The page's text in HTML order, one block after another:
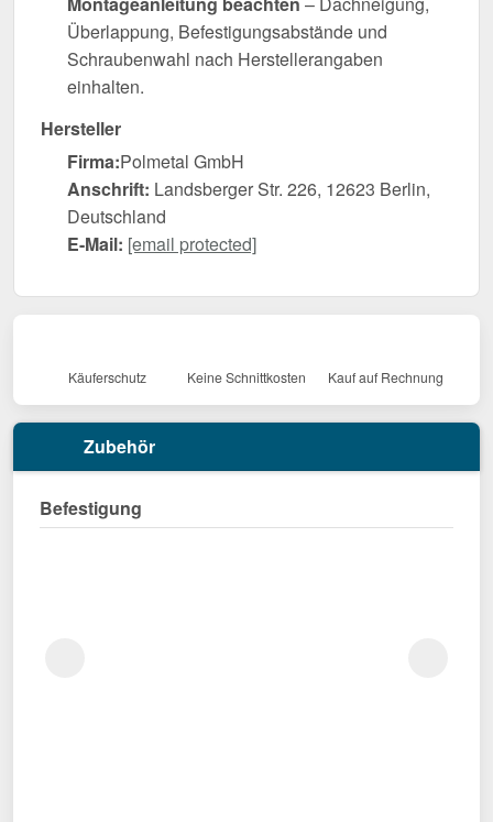
Überlappung, Befestigungsabstände und
Schraubenwahl nach Herstellerangaben
einhalten.
Hersteller
Firma:Polmetal GmbH
Anschrift: Landsberger Str. 226, 12623 Berlin,
Deutschland
E-Mail: [email protected]
Käuferschutz Keine Schnittkosten Kauf auf Rechnung
Zubehör
Befestigung